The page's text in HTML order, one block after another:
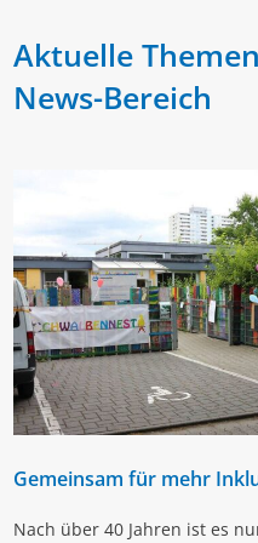
Aktuelle
News-Bereich
Gemeinsam für mehr
Nach über 40 Jahren ist es